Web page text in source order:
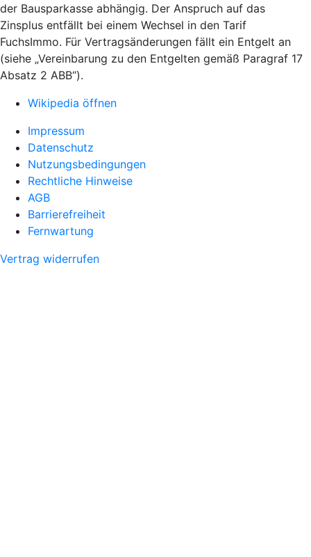
der Bausparkasse abhängig. Der Anspruch auf das
Zinsplus entfällt bei einem Wechsel in den Tarif
FuchsImmo. Für Vertragsänderungen fällt ein Entgelt an
(siehe „Vereinbarung zu den Entgelten gemäß Paragraf 17
Absatz 2 ABB“).
Wikipedia öffnen
Impressum
Datenschutz
Nutzungsbedingungen
Rechtliche Hinweise
AGB
Barrierefreiheit
Fernwartung
Vertrag widerrufen